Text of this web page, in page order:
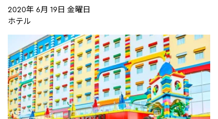
2020年 6月 19日 金曜日
ホテル